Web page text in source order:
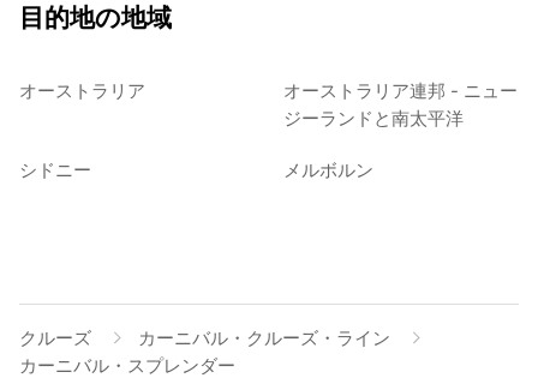
目的地の地域
オーストラリア
オーストラリア連邦 - ニュー
ジーランドと南太平洋
シドニー メルボルン
クルーズ
カーニバル・クルーズ・ライン
カーニバル・スプレンダー